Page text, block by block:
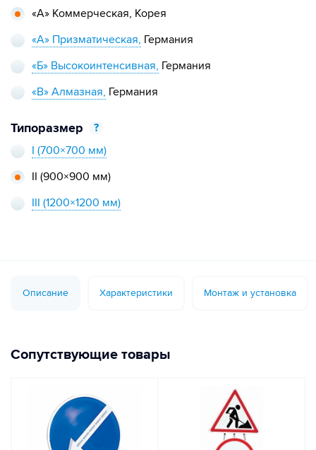
«А» Коммерческая, Корея
«А» Призматическая, Германия
«Б» Высокоинтенсивная, Германия
«В» Алмазная, Германия
Типоразмер
?
I (700×700 мм)
II (900×900 мм)
III (1200×1200 мм)
Описание Характеристики Монтаж и установка
Сопутствующие товары